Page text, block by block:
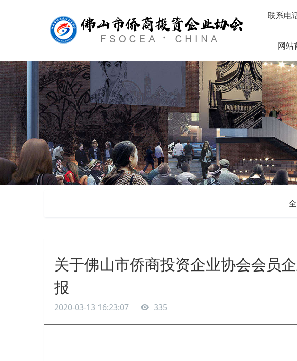
联系电
网站
关于佛山市侨商投资企业协会会员
报
2020-03-13 16:23:07 335